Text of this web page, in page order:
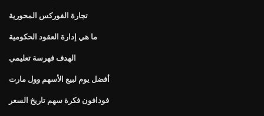
تجارة الفوركس المحورية
ما هي إدارة العقود الحكومية
الهدف فهرسة تعليمي
أفضل يوم لبيع الأسهم وول مارت
فودافون فكرة سهم تاريخ السعر